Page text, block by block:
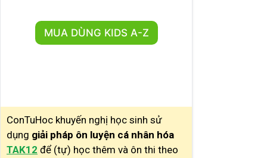
MUA DÙNG KIDS A-Z
ConTuHoc khuyến nghị học sinh sử
dụng giải pháp ôn luyện cá nhân hóa
TAK12 để (tự) học thêm và ôn thi theo